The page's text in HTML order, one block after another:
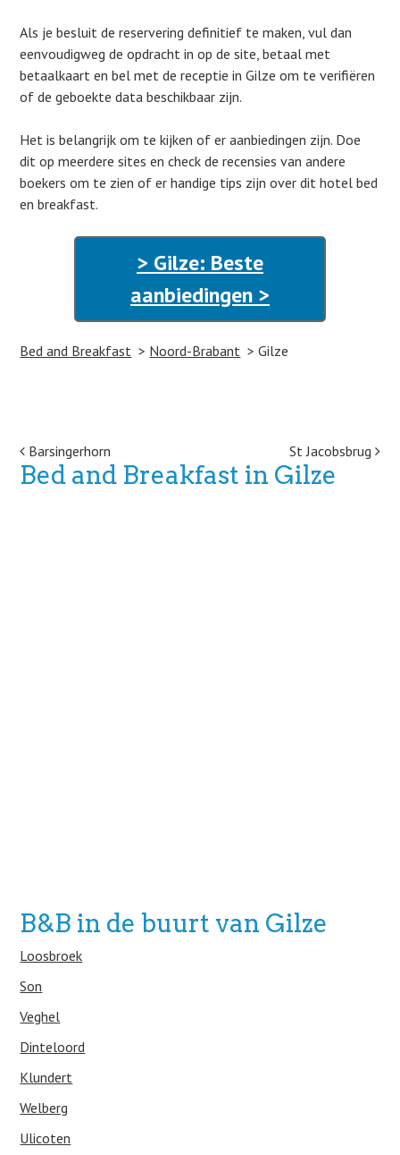
Als je besluit de reservering definitief te maken, vul dan
eenvoudigweg de opdracht in op de site, betaal met
betaalkaart en bel met de receptie in Gilze om te verifiëren
of de geboekte data beschikbaar zijn.
Het is belangrijk om te kijken of er aanbiedingen zijn. Doe
dit op meerdere sites en check de recensies van andere
boekers om te zien of er handige tips zijn over dit hotel bed
en breakfast.
> Gilze: Beste
aanbiedingen >
Bed and Breakfast Noord-Brabant Gilze
Post navigation
Barsingerhorn St Jacobsbrug
Bed and Breakfast in Gilze
B&B in de buurt van Gilze
Loosbroek
Son
Veghel
Dinteloord
Klundert
Welberg
Ulicoten